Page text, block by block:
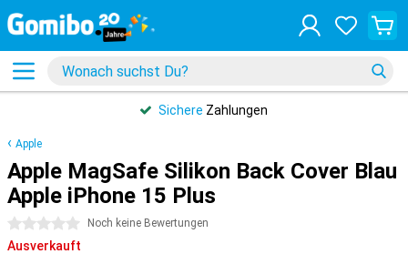
Sichere Zahlungen
Apple
Apple MagSafe Silikon Back Cover Blau
Apple iPhone 15 Plus
0 Sterne Noch keine Bewertungen
Ausverkauft